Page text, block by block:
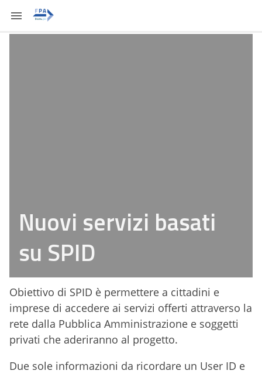
Nuovi servizi basati
su SPID
Obiettivo di SPID è permettere a cittadini e
imprese di accedere ai servizi offerti attraverso la
rete dalla Pubblica Amministrazione e soggetti
privati che aderiranno al progetto.
Due sole informazioni da ricordare un User ID e